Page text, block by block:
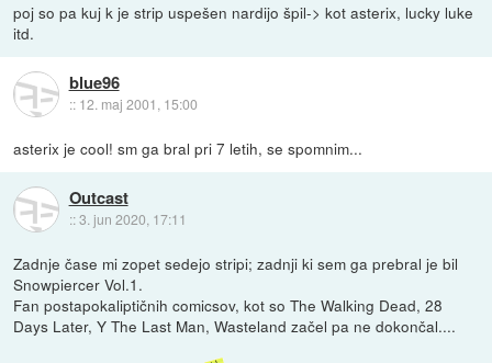
poj so pa kuj k je strip uspešen nardijo špil-> kot asterix, lucky luke
itd.
blue96
:: 12. maj 2001, 15:00
asterix je cool! sm ga bral pri 7 letih, se spomnim...
Outcast
::3. jun 2020, 17:11
Zadnje čase mi zopet sedejo stripi; zadnji ki sem ga prebral je bil
Snowpiercer Vol.1.
Fan postapokaliptičnih comicsov, kot so The Walking Dead, 28
Days Later, Y The Last Man, Wasteland začel pa ne dokončal....